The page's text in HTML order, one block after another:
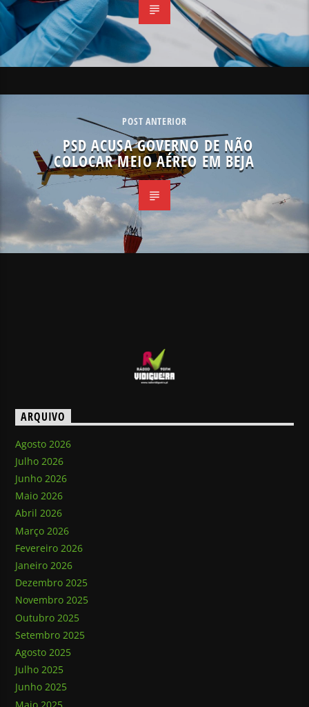
POST ANTERIOR
PSD ACUSA GOVERNO DE NÃO
COLOCAR MEIO AÉREO EM BEJA
ARQUIVO
Agosto 2026
Julho 2026
Junho 2026
Maio 2026
Abril 2026
Março 2026
Fevereiro 2026
Janeiro 2026
Dezembro 2025
Novembro 2025
Outubro 2025
Setembro 2025
Agosto 2025
Julho 2025
Junho 2025
Maio 2025